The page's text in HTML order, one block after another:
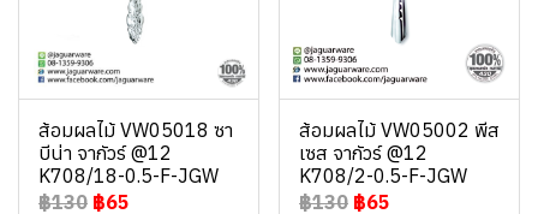
ส้อมผลไม้ VW05018 ซา
บีน่า จากัวร์ @12
K708/18-0.5-F-JGW
฿130 ฿65
ส้อมผลไม้ VW05002 พีส
เซส จากัวร์ @12
K708/2-0.5-F-JGW
฿130 ฿65